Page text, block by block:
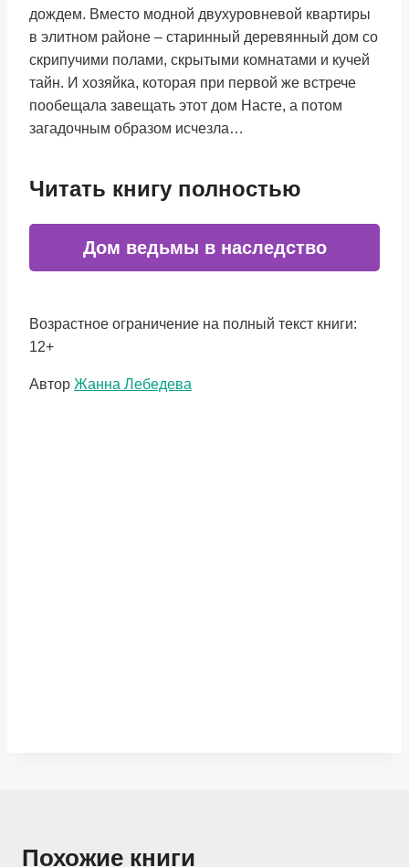
дождем. Вместо модной двухуровневой квартиры
в элитном районе – старинный деревянный дом со
скрипучими полами, скрытыми комнатами и кучей
тайн. И хозяйка, которая при первой же встрече
пообещала завещать этот дом Насте, а потом
загадочным образом исчезла…
Читать книгу полностью
Дом ведьмы в наследство
Возрастное ограничение на полный текст книги:
12+
Метки
Автор Жанна Лебедева
Похожие книги